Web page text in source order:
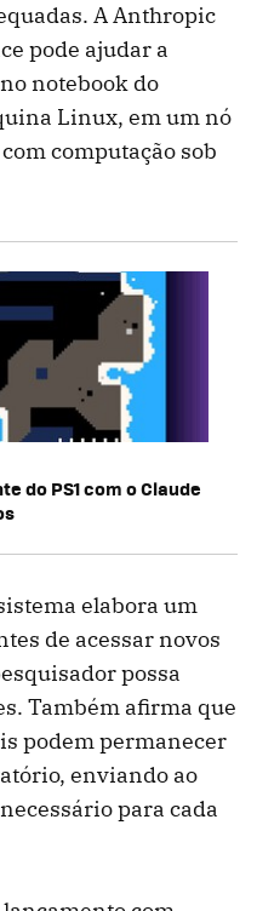
A Anthropic
pode ajudar a
notebook do
Linux, em um nó
computação sob
do PS1 com o Claude
elabora um
de acessar novos
possa
Também afirma que
podem permanecer
enviando ao
para cada